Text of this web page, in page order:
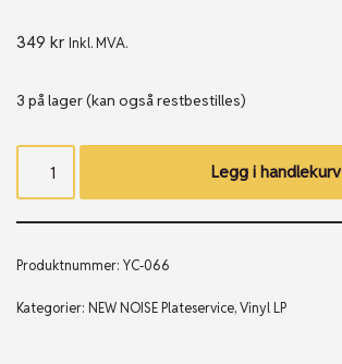
349 kr Inkl. MVA.
3 på lager (kan også restbestilles)
Legg i handlekurv
Produktnummer: YC-066
Kategorier: NEW NOISE Plateservice,Vinyl LP